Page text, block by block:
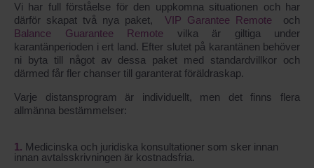
Vi har full förståelse för den uppkomna situationen och har
därför skapat två nya paket, VIP Garantee Remoteoch
Balance Guarantee Remote
vilka är giltiga under
karantänperioden i ert land. Efter slutet på karantänen behöver
ni byta till något av dessa paket med standardvillkor och
därmed får fler chanser till garanterat föräldraskap.
Varje distansprogram är individuellt, men det finns flera
allmänna bestämmelser:
Medicinska och juridiska konsultationer som sker innan
innan avtalsskrivningen är kostnadsfria.